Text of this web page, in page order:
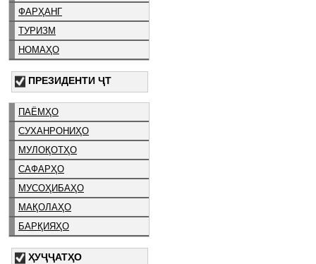
ФАРҲАНГ
ТУРИЗМ
НОМАҲО
ПРЕЗИДЕНТИ ҶТ
ПАЁМҲО
СУХАНРОНИҲО
МУЛОҚОТҲО
САФАРҲО
МУСОҲИБАҲО
МАҚОЛАҲО
БАРҚИЯҲО
ҲУҶҶАТҲО